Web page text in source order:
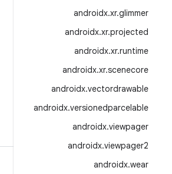
androidx.xr.glimmer
androidx.xr.projected
androidx.xr.runtime
androidx.xr.scenecore
androidx.vectordrawable
androidx.versionedparcelable
androidx.viewpager
androidx.viewpager2
androidx.wear